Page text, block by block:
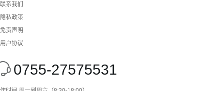
联系我们
隐私政策
免责声明
用户协议
0755-27575531